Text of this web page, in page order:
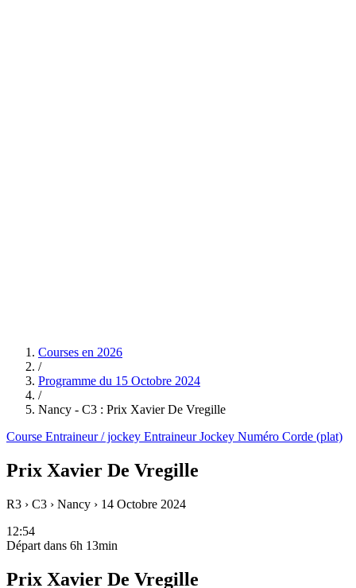
Courses en 2026
/
Programme du 15 Octobre 2024
/
Nancy - C3 : Prix Xavier De Vregille
Course Entraineur / jockey EntraineurJockey Numéro Corde (plat)
Prix Xavier De Vregille
R3 › C3 › Nancy › 14 Octobre 2024
12:54
Départ dans 6h 13min
Prix Xavier De Vregille